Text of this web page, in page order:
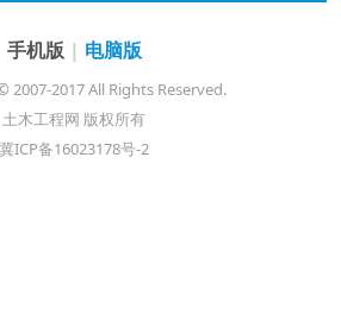
手机版 | 电脑版
2007-2017 All Rights Reserved.
土木工程网 版权所有
冀ICP备16023178号-2